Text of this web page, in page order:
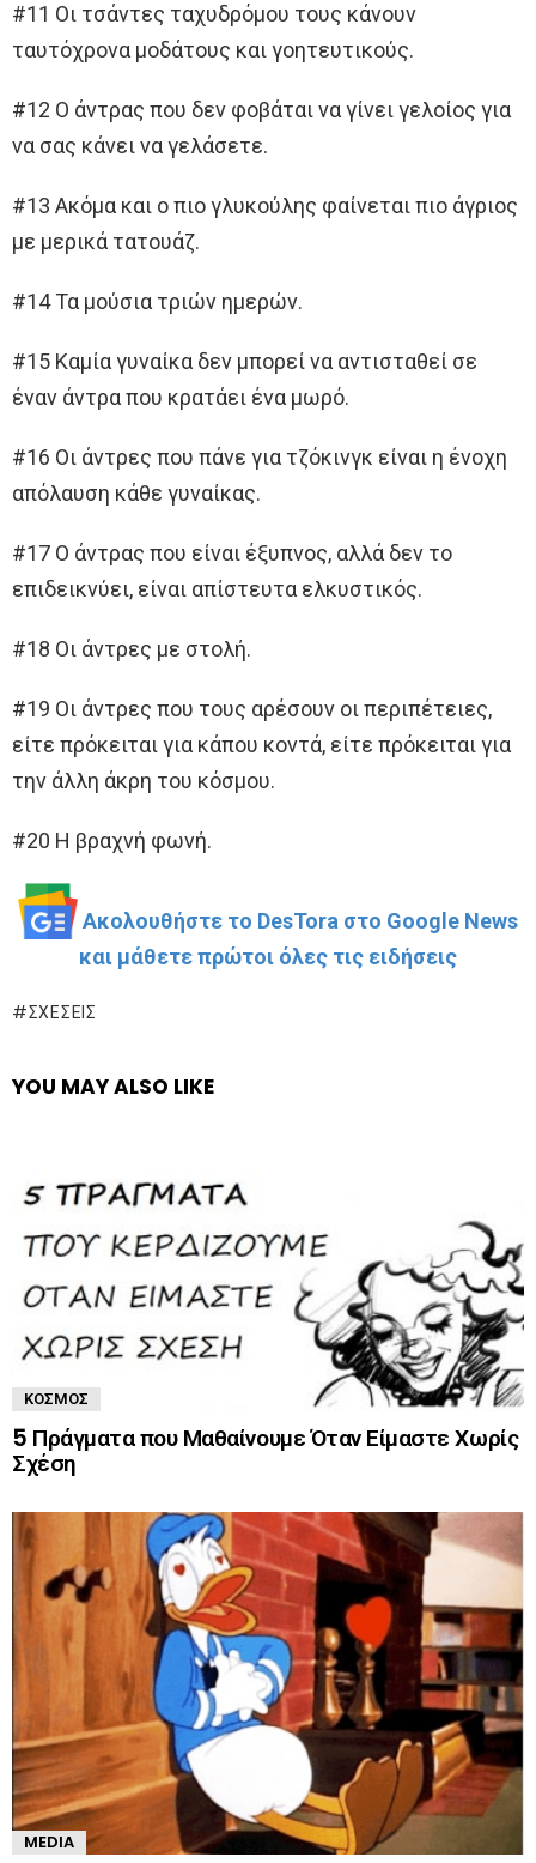
#11 Οι τσάντες ταχυδρόμου τους κάνουν
ταυτόχρονα μοδάτους και γοητευτικούς.
#12 Ο άντρας που δεν φοβάται να γίνει γελοίος για
να σας κάνει να γελάσετε.
#13 Ακόμα και ο πιο γλυκούλης φαίνεται πιο άγριος
με μερικά τατουάζ.
#14 Τα μούσια τριών ημερών.
#15 Καμία γυναίκα δεν μπορεί να αντισταθεί σε
έναν άντρα που κρατάει ένα μωρό.
#16 Οι άντρες που πάνε για τζόκινγκ είναι η ένοχη
απόλαυση κάθε γυναίκας.
#17 Ο άντρας που είναι έξυπνος, αλλά δεν το
επιδεικνύει, είναι απίστευτα ελκυστικός.
#18 Οι άντρες με στολή.
#19 Οι άντρες που τους αρέσουν οι περιπέτειες,
είτε πρόκειται για κάπου κοντά, είτε πρόκειται για
την άλλη άκρη του κόσμου.
#20 Η βραχνή φωνή.
Ακολουθήστε το DesTora στο Google News
και μάθετε πρώτοι όλες τις ειδήσεις
ΣΧΈΣΕΙΣ
YOU MAY ALSO LIKE
ΚΌΣΜΟΣ
5 Πράγματα που Μαθαίνουμε Όταν Είμαστε Χωρίς
Σχέση
MEDIA